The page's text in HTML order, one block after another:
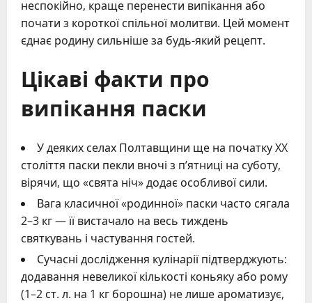
неспокійно, краще перенести випікання або
почати з короткої спільної молитви. Цей момент
єднає родину сильніше за будь-який рецепт.
Цікаві факти про
випікання паски
У деяких селах Полтавщини ще на початку XX
століття паски пекли вночі з п’ятниці на суботу,
вірячи, що «свята ніч» додає особливої сили.
Вага класичної «родинної» паски часто сягала
2–3 кг — її вистачало на весь тиждень
святкувань і частування гостей.
Сучасні дослідження кулінарії підтверджують:
додавання невеликої кількості коньяку або рому
(1–2 ст. л. на 1 кг борошна) не лише ароматизує,